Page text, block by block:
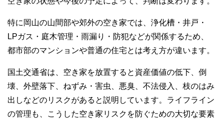
特に岡山の山間部や郊外の空き家では、浄化槽・井戸・
LPガス・庭木管理・雨漏り・防犯などが関係するため、
都市部のマンションや普通の住宅とは考え方が違います。
国土交通省は、空き家を放置すると資産価値の低下、倒
壊、外壁落下、ねずみ・害虫、悪臭、不法侵入、枝のはみ
出しなどのリスクがあると説明しています。ライフライン
の管理も、こうした空き家リスクを防ぐための大切な要素